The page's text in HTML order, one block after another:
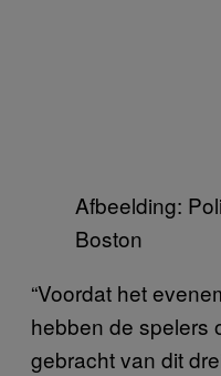
Afbeelding:
Boston
“Voordat het
hebben de spelers
gebracht van dit